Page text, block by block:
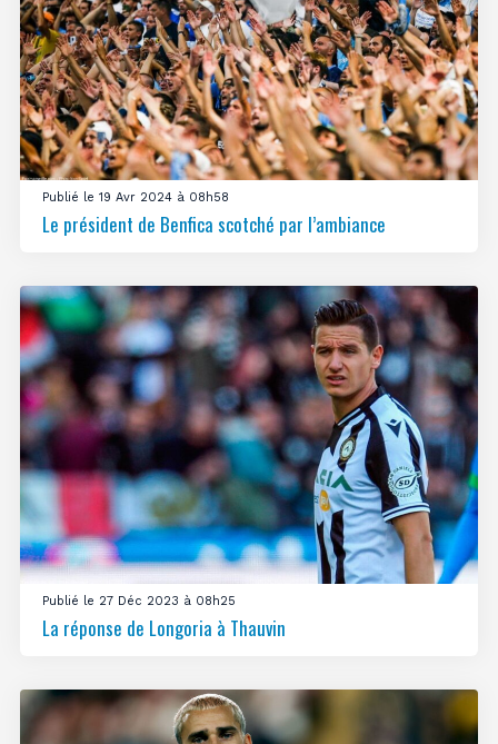
Publié le 19 Avr 2024 à 08h58
Le président de Benfica scotché par l’ambiance
Publié le 27 Déc 2023 à 08h25
La réponse de Longoria à Thauvin